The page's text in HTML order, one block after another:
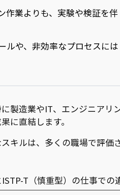
作業よりも、実験や検証を伴
ルや、非効率なプロセスには
製造業やIT、エンジニアリ
に直結します。
キルは、多くの職場で評価
T（慎重型）の仕事での